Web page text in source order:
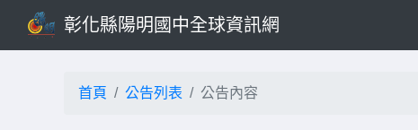
彰化縣陽明國中全球資訊網
首頁 公告列表 公告內容